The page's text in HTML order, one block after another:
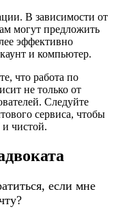
В зависимости от
могут предложить
эффективно
и компьютер.
что работа по
не только от
Следуйте
сервиса, чтобы
и чистой.
если мне